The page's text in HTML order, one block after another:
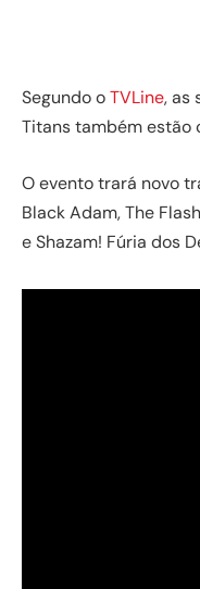
Segundo oTVLine, as
Titans também estão
O evento trará novo
Black Adam, The
e Shazam! Fúria dos